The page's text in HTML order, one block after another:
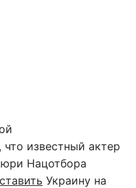
известный актер
Нацотбора
Украину на